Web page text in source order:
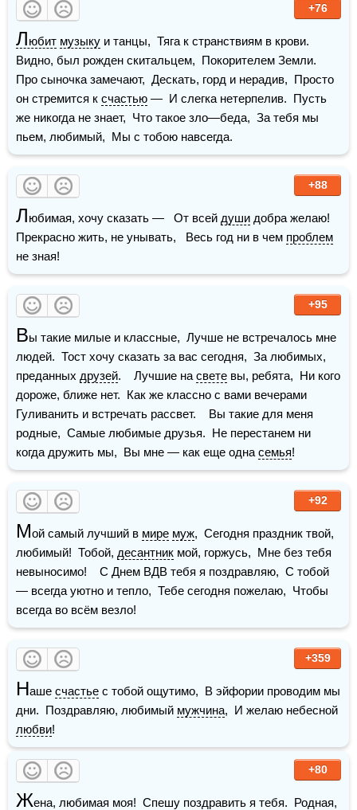
+76
Любит музыку и танцы,  Тяга к странствиям в крови.
Видно, был рожден скитальцем,  Покорителем Земли.
Про сыночка замечают,  Дескать, горд и нерадив,  Просто
он стремится к счастью —  И слегка нетерпелив.  Пусть
же никогда не знает,  Что такое зло—беда,  За тебя мы
пьем, любимый,  Мы с тобою навсегда.
+88
Любимая, хочу сказать —   От всей души добра желаю!
Прекрасно жить, не унывать,   Весь год ни в чем проблем
не зная!
+95
Вы такие милые и классные,  Лучше не встречалось мне
людей.  Тост хочу сказать за вас сегодня,  За любимых,
преданных друзей.    Лучшие на свете вы, ребята,  Ни кого
дороже, ближе нет.  Как же классно с вами вечерами
Гуливанить и встречать рассвет.    Вы такие для меня
родные,  Самые любимые друзья.  Не перестанем ни
когда дружить мы,  Вы мне — как еще одна семья!
+92
Мой самый лучший в мире муж,  Сегодня праздник твой,
любимый!  Тобой, десантник мой, горжусь,  Мне без тебя
невыносимо!    С Днем ВДВ тебя я поздравляю,  С тобой
— всегда уютно и тепло,  Тебе сегодня пожелаю,  Чтобы
всегда во всём везло!
+359
Наше счастье с тобой ощутимо,  В эйфории проводим мы
дни.  Поздравляю, любимый мужчина
любви!
+80
Жена, любимая моя!  Спешу поздравить я тебя.  Родная,